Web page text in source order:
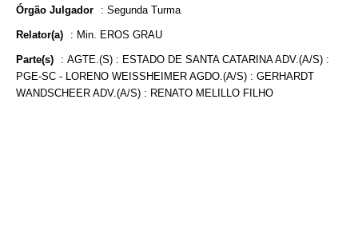
Órgão Julgador : Segunda Turma
Relator(a) : Min. EROS GRAU
Parte(s) : AGTE.(S) : ESTADO DE SANTA CATARINA ADV.(A/S) :
PGE-SC - LORENO WEISSHEIMER AGDO.(A/S) : GERHARDT
WANDSCHEER ADV.(A/S) : RENATO MELILLO FILHO